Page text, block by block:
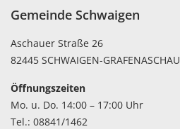
Gemeinde Schwaigen
Aschauer Straße 26
82445 SCHWAIGEN-GRAFENASCHAU
Öffnungszeiten
Mo. u. Do. 14:00 – 17:00 Uhr
Tel.: 08841/1462